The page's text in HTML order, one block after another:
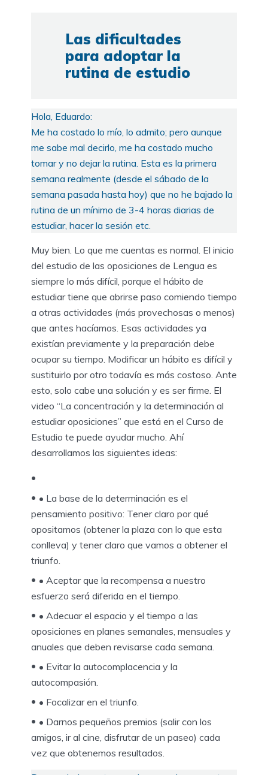
Las dificultades
para adoptar la
rutina de estudio
Hola, Eduardo:
Me ha costado lo mío, lo admito; pero aunque
me sabe mal decirlo, me ha costado mucho
tomar y no dejar la rutina. Esta es la primera
semana realmente (desde el sábado de la
semana pasada hasta hoy) que no he bajado la
rutina de un mínimo de 3-4 horas diarias de
estudiar, hacer la sesión etc.
Muy bien. Lo que me cuentas es normal. El inicio
del estudio de las oposiciones de Lengua es
siempre lo más difícil, porque el hábito de
estudiar tiene que abrirse paso comiendo tiempo
a otras actividades (más provechosas o menos)
que antes hacíamos. Esas actividades ya
existían previamente y la preparación debe
ocupar su tiempo. Modificar un hábito es difícil y
sustituirlo por otro todavía es más costoso. Ante
esto, solo cabe una solución y es ser firme. El
video “La concentración y la determinación al
estudiar oposiciones” que está en el Curso de
Estudio te puede ayudar mucho. Ahí
desarrollamos las siguientes ideas:
• La base de la determinación es el
pensamiento positivo: Tener claro por qué
opositamos (obtener la plaza con lo que esta
conlleva) y tener claro que vamos a obtener el
triunfo.
• Aceptar que la recompensa a nuestro
esfuerzo será diferida en el tiempo.
• Adecuar el espacio y el tiempo a las
oposiciones en planes semanales, mensuales y
anuales que deben revisarse cada semana.
• Evitar la autocomplacencia y la
autocompasión.
• Focalizar en el triunfo.
• Darnos pequeños premios (salir con los
amigos, ir al cine, disfrutar de un paseo) cada
vez que obtenemos resultados.